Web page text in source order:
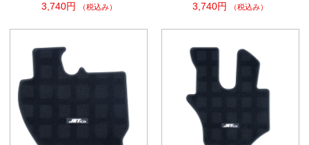
3,740円
（税込み）
3,740円
（税込み）